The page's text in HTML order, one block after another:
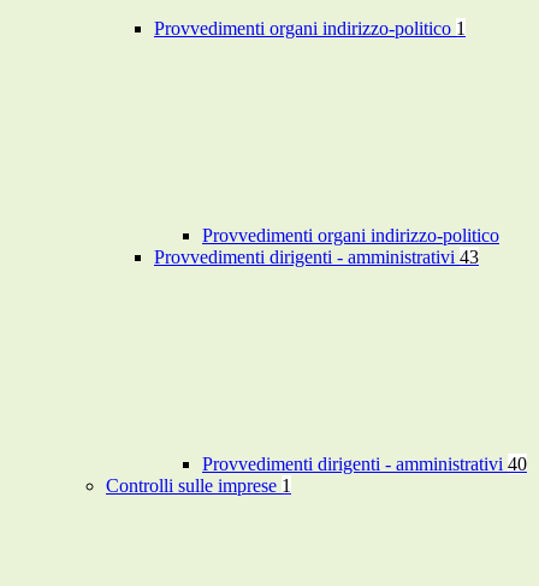
Provvedimenti organi indirizzo-politico 1
Provvedimenti organi indirizzo-politico
Provvedimenti dirigenti - amministrativi 43
Provvedimenti dirigenti - amministrativi 40
Controlli sulle imprese 1